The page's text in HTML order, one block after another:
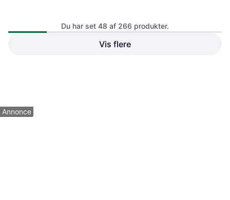
Du har set 48 af 266 produkter.
Vis flere
Annonce